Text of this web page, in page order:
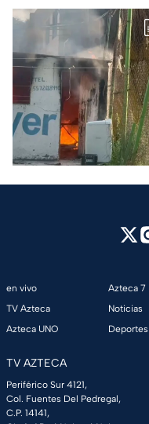
en vivo
TV Azteca
Azteca UNO
Azteca 7
Noticias
Deportes
TV AZTECA
Periférico Sur 4121,
Col. Fuentes Del Pedregal,
C.P. 14141,